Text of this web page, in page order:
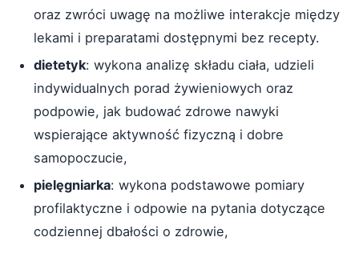
oraz zwróci uwagę na możliwe interakcje między
lekami i preparatami dostępnymi bez recepty.
dietetyk: wykona analizę składu ciała, udzieli
indywidualnych porad żywieniowych oraz
podpowie, jak budować zdrowe nawyki
wspierające aktywność fizyczną i dobre
samopoczucie,
pielęgniarka: wykona podstawowe pomiary
profilaktyczne i odpowie na pytania dotyczące
codziennej dbałości o zdrowie,